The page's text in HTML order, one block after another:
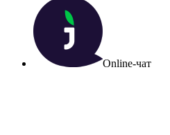
Online-чат